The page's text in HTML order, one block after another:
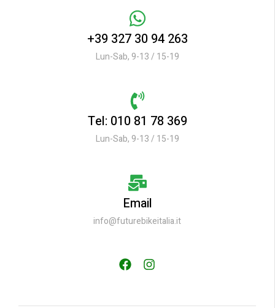
+39 327 30 94 263
Lun-Sab, 9-13 / 15-19
Tel: 010 81 78 369
Lun-Sab, 9-13 / 15-19
Email
info@futurebikeitalia.it